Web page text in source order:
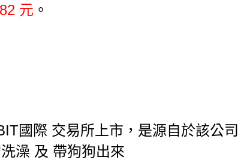
元 。
國際 交易所上市，是源自於該公司
澡 及 帶狗狗出來